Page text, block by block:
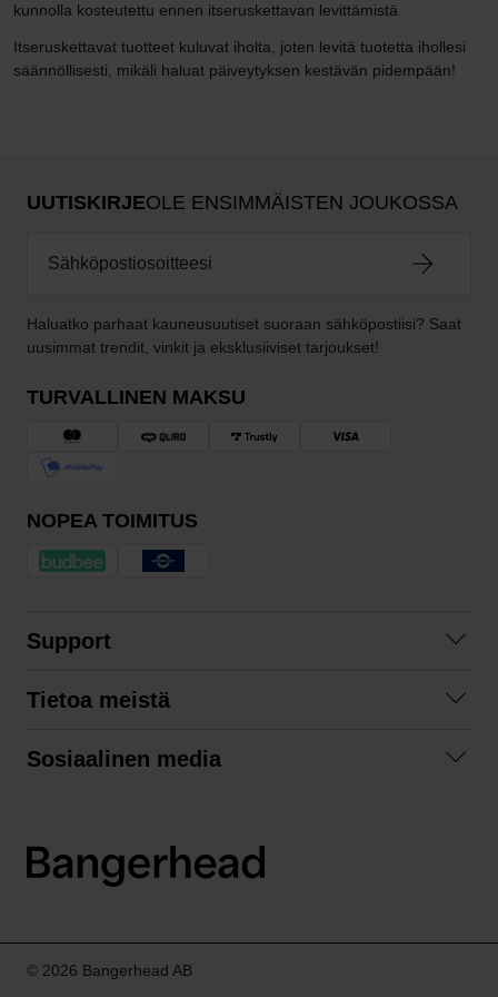
kunnolla kosteutettu ennen itseruskettavan levittämistä.
Itseruskettavat tuotteet kuluvat iholta, joten levitä tuotetta ihollesi
säännöllisesti, mikäli haluat päiveytyksen kestävän pidempään!
UUTISKIRJEOLE ENSIMMÄISTEN JOUKOSSA
Haluatko parhaat kauneusuutiset suoraan sähköpostiisi? Saat
uusimmat trendit, vinkit ja eksklusiiviset tarjoukset!
TURVALLINEN MAKSU
NOPEA TOIMITUS
Support
Tilausehdot
Tietoa meistä
Sosiaalinen media
LinkedIn
© 2026 Bangerhead AB